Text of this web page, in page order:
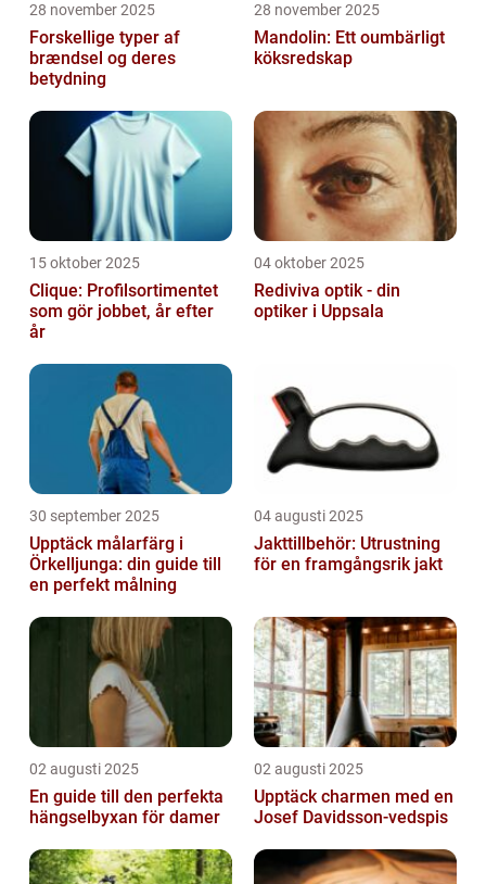
28 november 2025
Forskellige typer af
brændsel og deres
betydning
28 november 2025
Mandolin: Ett oumbärligt
köksredskap
15 oktober 2025
Clique: Profilsortimentet
som gör jobbet, år efter
år
04 oktober 2025
Rediviva optik - din
optiker i Uppsala
30 september 2025
Upptäck målarfärg i
Örkelljunga: din guide till
en perfekt målning
04 augusti 2025
Jakttillbehör: Utrustning
för en framgångsrik jakt
02 augusti 2025
En guide till den perfekta
hängselbyxan för damer
02 augusti 2025
Upptäck charmen med en
Josef Davidsson-vedspis